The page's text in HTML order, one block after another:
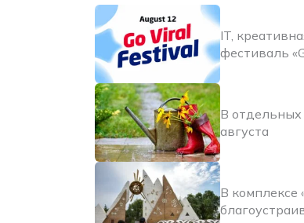
IT,
фестиваль
В отдельных
августа
В